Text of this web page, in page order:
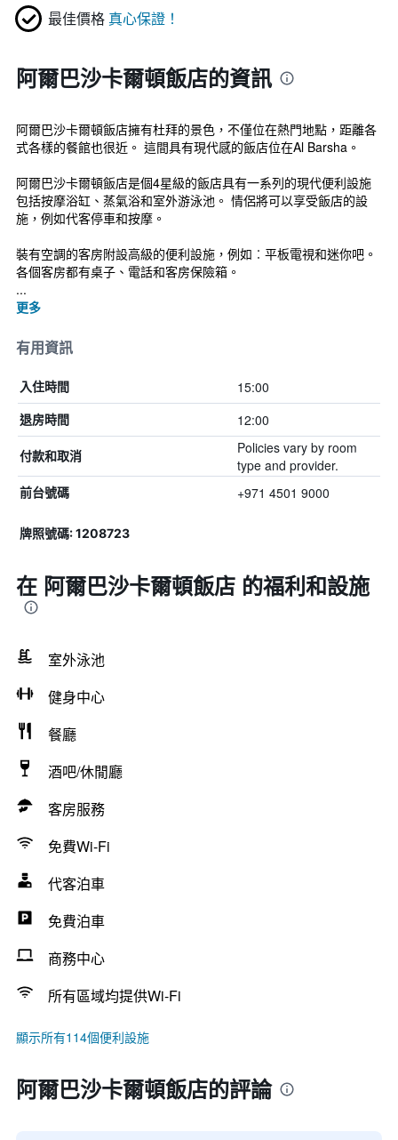
最佳價格 真心保證！
阿爾巴沙卡爾頓飯店的資訊
阿爾巴沙卡爾頓飯店擁有杜拜的景色，不僅位在熱門地點，距離各
式各樣的餐館也很近。 這間具有現代感的飯店位在Al Barsha。
阿爾巴沙卡爾頓飯店是個4星級的飯店具有一系列的現代便利設施
包括按摩浴缸、蒸氣浴和室外游泳池。 情侶將可以享受飯店的設
施，例如代客停車和按摩。
裝有空調的客房附設高級的便利設施，例如︰平板電視和迷你吧。
各個客房都有桌子、電話和客房保險箱。
...
更多
有用資訊
入住時間 15:00
退房時間 12:00
付款和取消
Policies vary by room
type and provider.
前台號碼 +971 4501 9000
牌照號碼: 1208723
在 阿爾巴沙卡爾頓飯店 的福利和設施
室外泳池
健身中心
餐廳
酒吧/休閒廳
客房服務
免費Wi-Fi
代客泊車
免費泊車
商務中心
所有區域均提供Wi-Fi
顯示所有114個便利設施
阿爾巴沙卡爾頓飯店的評論